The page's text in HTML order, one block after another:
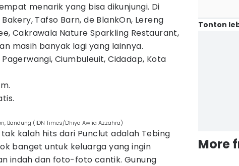
menarik yang bisa dikunjungi. Di
Tafso Barn, de BlankOn, Lereng
Cakrawala Nature Sparkling Restaurant,
masih banyak lagi yang lainnya.
Pagerwangi, Ciumbuleuit, Cidadap, Kota
Bandung (IDN Times/Dhiya Awlia Azzahra)
kalah hits dari Punclut adalah Tebing
banget untuk keluarga yang ingin
indah dan foto-foto cantik. Gunung
Tonton
More